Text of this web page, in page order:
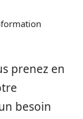
prenez en
besoin